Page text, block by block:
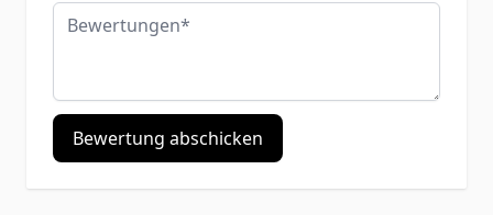
Bewertungen
Bewertung abschicken